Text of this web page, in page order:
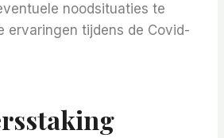
noodsituaties te
ervaringen tijdens de Covid-